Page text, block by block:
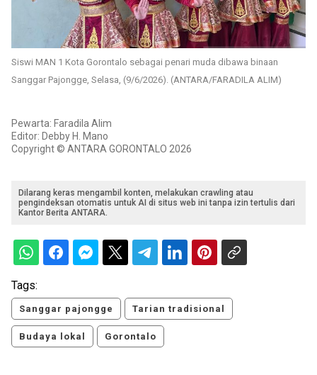
Siswi MAN 1 Kota Gorontalo sebagai penari muda dibawa binaan
Sanggar Pajongge, Selasa, (9/6/2026). (ANTARA/FARADILA ALIM)
Pewarta: Faradila Alim
Editor: Debby H. Mano
Copyright © ANTARA GORONTALO 2026
Dilarang keras mengambil konten, melakukan crawling atau
pengindeksan otomatis untuk AI di situs web ini tanpa izin tertulis dari
Kantor Berita ANTARA.
Tags:
Sanggar pajongge Tarian tradisional
Budaya lokal Gorontalo